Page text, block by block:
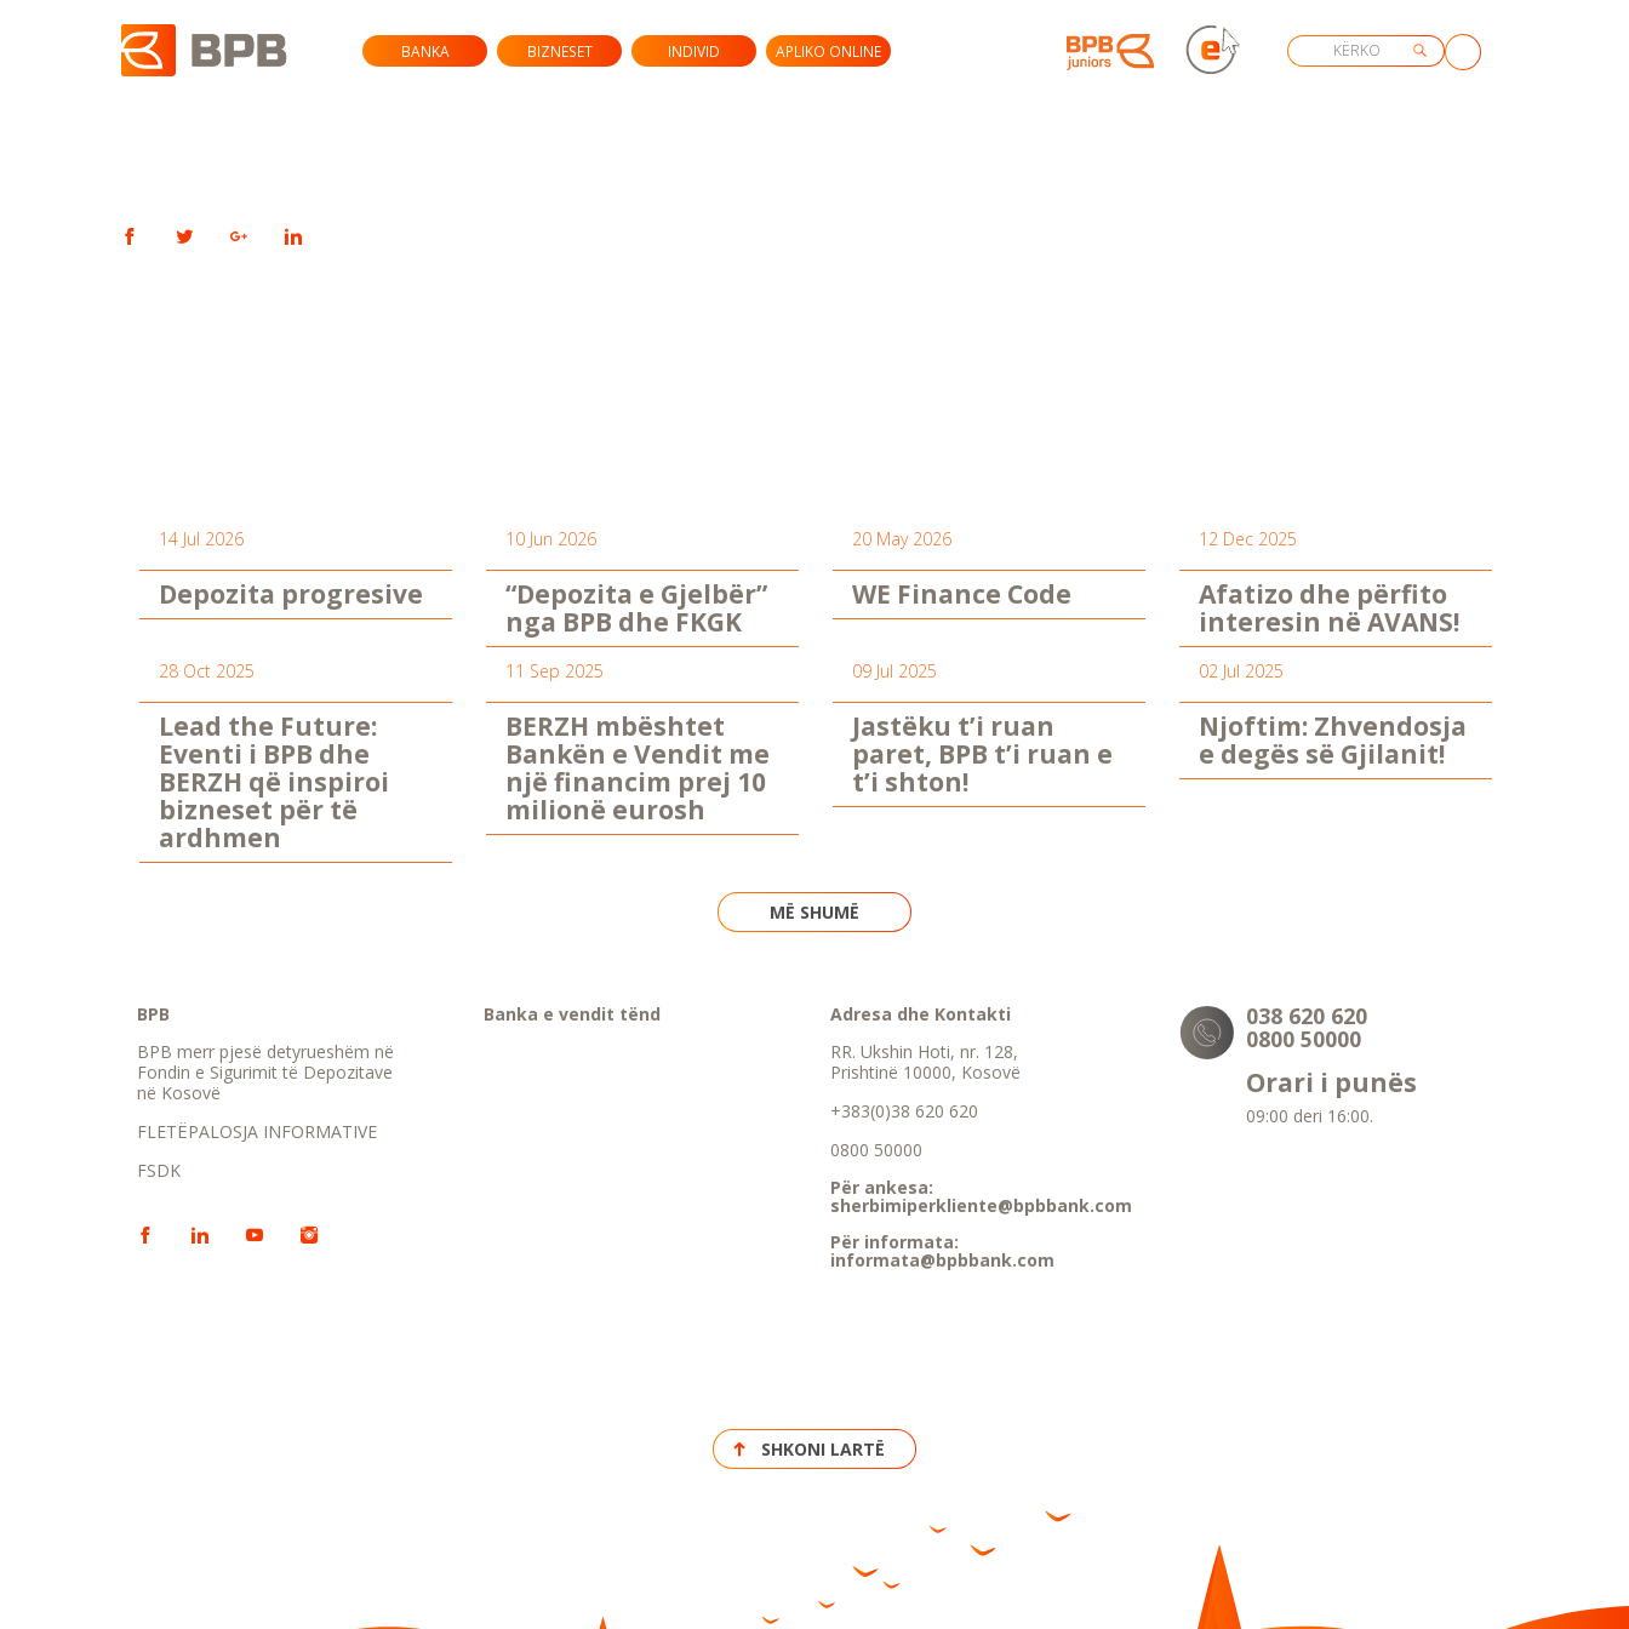
BANKA BIZNESET INDIVID APLIKO ONLINE
14 Jul 2026
Depozita progresive
10 Jun 2026
“Depozita e Gjelbër”
nga BPB dhe FKGK
20 May 2026
WE Finance Code
12 Dec 2025
Afatizo dhe përfito
interesin në AVANS!
28 Oct 2025
Lead the Future:
Eventi i BPB dhe
BERZH që inspiroi
bizneset për të
ardhmen
11 Sep 2025
BERZH mbështet
Bankën e Vendit me
një financim prej 10
milionë eurosh
09 Jul 2025
Jastëku t’i ruan
paret, BPB t’i ruan e
t’i shton!
02 Jul 2025
Njoftim: Zhvendosja
e degës së Gjilanit!
MË SHUMË
BPB
BPB merr pjesë detyrueshëm në
Fondin e Sigurimit të Depozitave
në Kosovë
FLETËPALOSJA INFORMATIVE
FSDK
Banka e vendit tënd
Adresa dhe Kontakti
RR. Ukshin Hoti, nr. 128,
Prishtinë 10000, Kosovë
+383(0)38 620 620
0800 50000
Për ankesa:
sherbimiperkliente@bpbbank.com
Për informata:
informata@bpbbank.com
038 620 620
0800 50000
Orari i punës
09:00 deri 16:00.
SHKONI LARTË